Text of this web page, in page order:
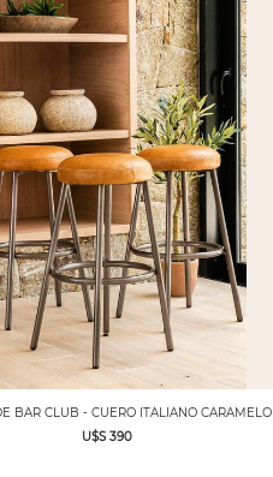
BAR CLUB - CUERO ITALIANO CARAMELO
U$S 390